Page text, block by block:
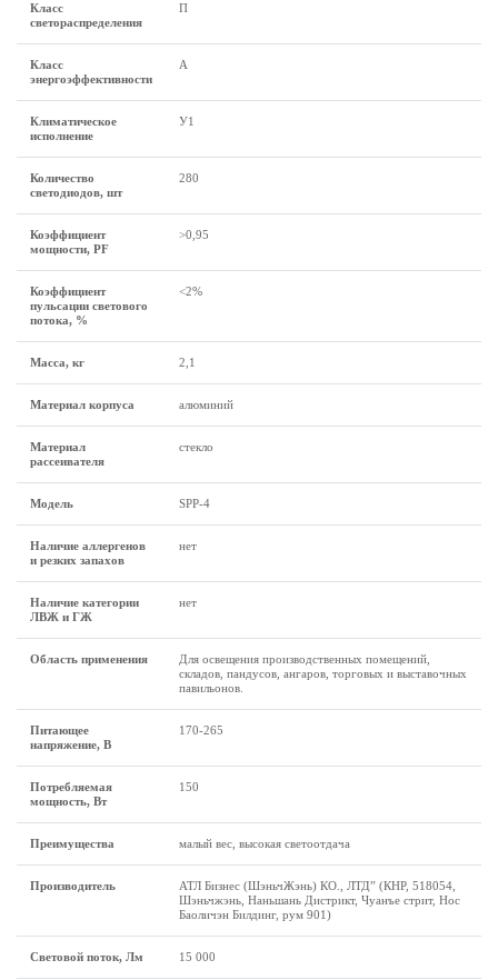
Класс
светораспределения
П
Класс
энергоэффективности
А
Климатическое
исполнение
У1
Количество
светодиодов, шт
280
Коэффициент
мощности, PF
>0,95
Коэффициент
пульсации светового
потока, %
<2%
Масса, кг 2,1
Материал корпуса алюминий
Материал
рассеивателя
стекло
Модель SPP-4
Наличие аллергенов
и резких запахов
нет
Наличие категории
ЛВЖ и ГЖ
нет
Область применения
Для освещения производственных помещений,
складов, пандусов, ангаров, торговых и выставочных
павильонов.
Питающее
напряжение, В
170-265
Потребляемая
мощность, Вт
150
Преимущества малый вес, высокая светоотдача
Производитель
АТЛ Бизнес (ШэньчЖэнь) КО., ЛТД” (КНР, 518054,
Шэньчжэнь, Наньшань Дистрикт, Чуанъе стрит, Нос
Баоличэн Билдинг, рум 901)
Световой поток, Лм 15 000